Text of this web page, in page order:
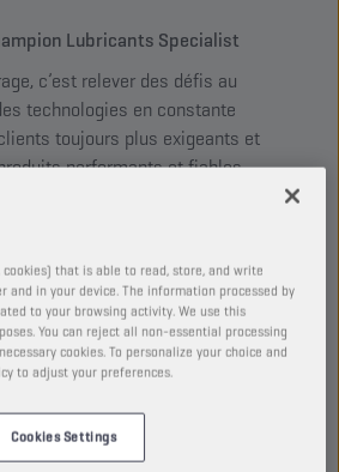
Lubricants Specialist
c’est relever des défis au
technologies en constante
toujours plus exigeants et
performants et fiables.
mettons à votre disposition un
vous êtes plus fort que
jamais.
votre concept de garage–
que des avantages.
cookies) that is able to read, store, and write
and in your device. The information processed by
to your browsing activity. We use this
You can reject all non-essential processing
cookies. To personalize your choice and
to adjust your preferences.
Cookies Settings